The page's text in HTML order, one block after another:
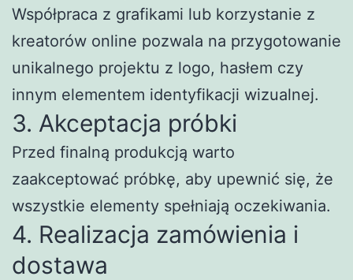
Współpraca z grafikami lub korzystanie z
kreatorów online pozwala na przygotowanie
unikalnego projektu z logo, hasłem czy
innym elementem identyfikacji wizualnej.
3. Akceptacja próbki
Przed finalną produkcją warto
zaakceptować próbkę, aby upewnić się, że
wszystkie elementy spełniają oczekiwania.
4. Realizacja zamówienia i
dostawa